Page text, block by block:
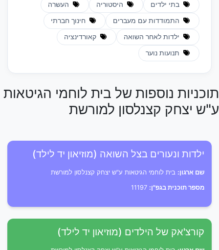
בתי ילדים היסטוריה העשרה
התמודדות עם מעברים חינוך חברתי
ילדות לאחר השואה קאורדינציה
תנועות נוער
תוכניות נוספות של בית לוחמי הגיטאות
ע"ש יצחק קצנלסון למורשת
ילדות ונעורים בצל השואה (מוזיאון יד לילד)
שם ארגון: בית לוחמי הגיטאות ע"ש יצחק קצנלסון למורשת
מספר תוכנית בגפ"ן:
קורצ'אק של הילדים (מוזיאון יד לילד)